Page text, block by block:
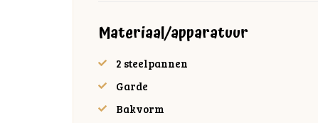
Materiaal/apparatuur
2 steelpannen
Garde
Bakvorm